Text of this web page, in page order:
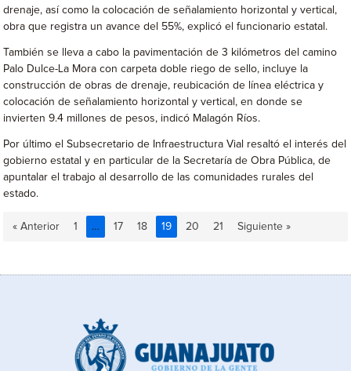
drenaje, así como la colocación de señalamiento horizontal y vertical,
obra que registra un avance del 55%, explicó el funcionario estatal.
También se lleva a cabo la pavimentación de 3 kilómetros del camino
Palo Dulce-La Mora con carpeta doble riego de sello, incluye la
construcción de obras de drenaje, reubicación de línea eléctrica y
colocación de señalamiento horizontal y vertical, en donde se
invierten 9.4 millones de pesos, indicó Malagón Ríos.
Por último el Subsecretario de Infraestructura Vial resaltó el interés del
gobierno estatal y en particular de la Secretaría de Obra Pública, de
apuntalar el trabajo al desarrollo de las comunidades rurales del
estado.
« Anterior 1 … 17 18 19 20 21 Siguiente »